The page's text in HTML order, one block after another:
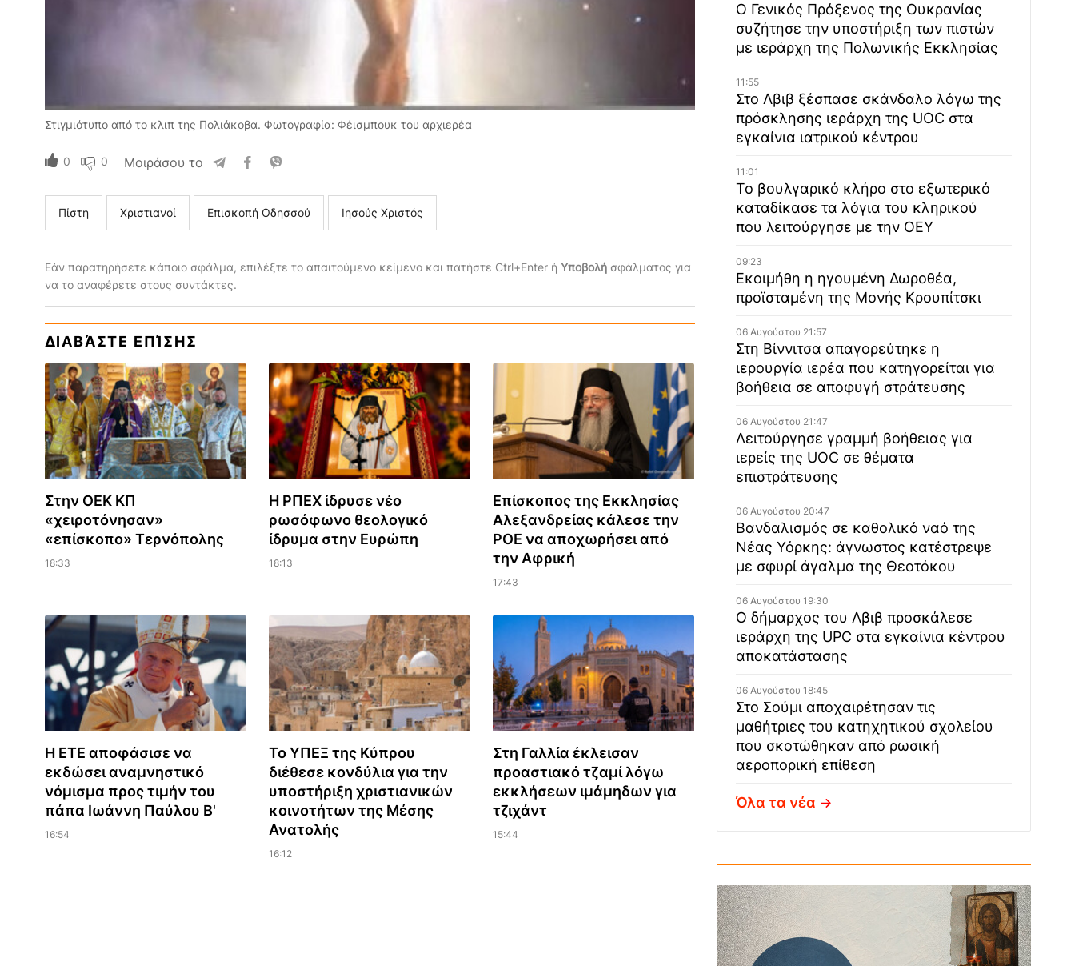
Στιγμιότυπο από το κλιπ της Πολιάκοβα. Φωτογραφία: Φέισμπουκ του αρχιερέα
0 0 Μοιράσου το
Πίστη Χριστιανοί Επισκοπή Οδησσού Ιησούς Χριστός
Εάν παρατηρήσετε κάποιο σφάλμα, επιλέξτε το απαιτούμενο κείμενο και πατήστε Ctrl+Enter ή Υποβολήσφάλματος για
να το αναφέρετε στους συντάκτες.
ΔΙΑΒΆΣΤΕ ΕΠΊΣΗΣ
Στην ΟΕΚ ΚΠ
«χειροτόνησαν»
«επίσκοπο» Τερνόπολης
18:33
Η ΡΠΕΧ ίδρυσε νέο
ρωσόφωνο θεολογικό
ίδρυμα στην Ευρώπη
18:13
Επίσκοπος της Εκκλησίας
Αλεξανδρείας κάλεσε την
ΡΟΕ να αποχωρήσει από
την Αφρική
17:43
Η ΕΤΕ αποφάσισε να
εκδώσει αναμνηστικό
νόμισμα προς τιμήν του
πάπα Ιωάννη Παύλου Β'
16:54
Το ΥΠΕΞ της Κύπρου
διέθεσε κονδύλια για την
υποστήριξη χριστιανικών
κοινοτήτων της Μέσης
Ανατολής
16:12
Στη Γαλλία έκλεισαν
προαστιακό τζαμί λόγω
εκκλήσεων ιμάμηδων για
τζιχάντ
15:44
Ο Γενικός Πρόξενος της Ουκρανίας
συζήτησε την υποστήριξη των πιστών
με ιεράρχη της Πολωνικής Εκκλησίας
11:55
Στο Λβιβ ξέσπασε σκάνδαλο λόγω της
πρόσκλησης ιεράρχη της UOC στα
εγκαίνια ιατρικού κέντρου
11:01
Το βουλγαρικό κλήρο στο εξωτερικό
καταδίκασε τα λόγια του κληρικού
που λειτούργησε με την ΟΕΥ
09:23
Εκοιμήθη η ηγουμένη Δωροθέα,
προϊσταμένη της Μονής Κρουπίτσκι
06 Αυγούστου 21:57
Στη Βίννιτσα απαγορεύτηκε η
ιερουργία ιερέα που κατηγορείται για
βοήθεια σε αποφυγή στράτευσης
06 Αυγούστου 21:47
Λειτούργησε γραμμή βοήθειας για
ιερείς της UOC σε θέματα
επιστράτευσης
06 Αυγούστου 20:47
Βανδαλισμός σε καθολικό ναό της
Νέας Υόρκης: άγνωστος κατέστρεψε
με σφυρί άγαλμα της Θεοτόκου
06 Αυγούστου 19:30
Ο δήμαρχος του Λβιβ προσκάλεσε
ιεράρχη της UPC στα εγκαίνια κέντρου
αποκατάστασης
06 Αυγούστου 18:45
Στο Σούμι αποχαιρέτησαν τις
μαθήτριες του κατηχητικού σχολείου
που σκοτώθηκαν από ρωσική
αεροπορική επίθεση
Όλα τα νέα